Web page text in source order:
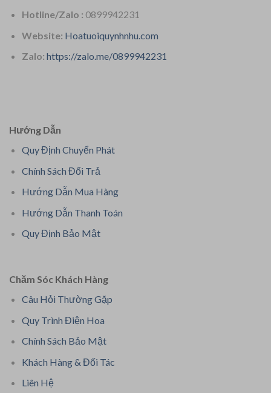
Hotline/Zalo : 0899942231
Website: Hoatuoiquynhnhu.com
Zalo: https://zalo.me/0899942231
Hướng Dẫn
Quy Định Chuyển Phát
Chính Sách Đổi Trả
Hướng Dẫn Mua Hàng
Hướng Dẫn Thanh Toán
Quy Định Bảo Mật
Chăm Sóc Khách Hàng
Câu Hỏi Thường Gặp
Quy Trình Điện Hoa
Chính Sách Bảo Mật
Khách Hàng & Đối Tác
Liên Hệ